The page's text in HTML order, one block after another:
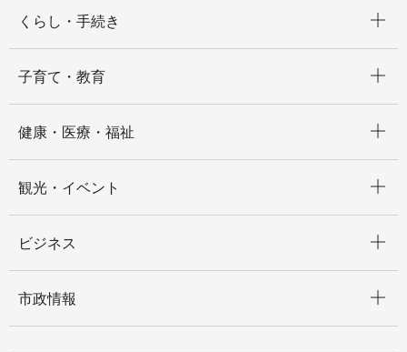
くらし・手続き
子育て・教育
健康・医療・福祉
観光・イベント
ビジネス
市政情報